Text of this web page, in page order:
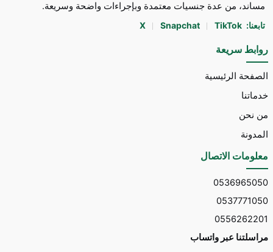
مساند، من عدة جنسيات معتمدة وبإجراءات واضحة وسريعة.
تابعنا: X Snapchat TikTok
روابط سريعة
الصفحة الرئيسية
خدماتنا
من نحن
المدونة
معلومات الاتصال
0536965050
0537771050
0556262201
مراسلتنا عبر واتساب